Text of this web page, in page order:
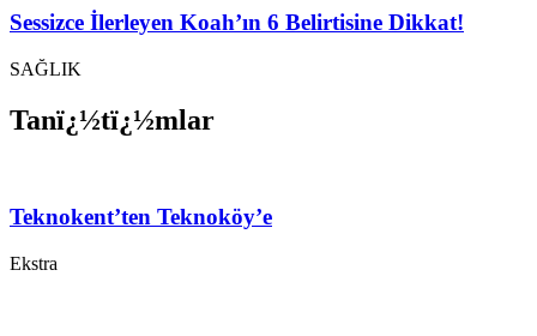
Sessizce İlerleyen Koah’ın 6 Belirtisine Dikkat!
SAĞLIK
Tanï¿½tï¿½mlar
Teknokent’ten Teknoköy’e
Ekstra